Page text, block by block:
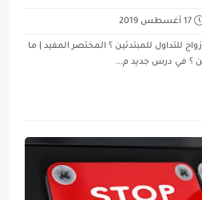
17 أغسطس 2019
للتداول للمبتدئين ؟ المختصر المفيد | ما
؟ في درس جديد م...